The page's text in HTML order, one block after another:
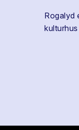
Rogalyd